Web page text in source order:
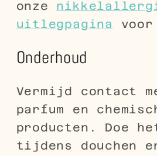
onze
uitlegpagina
voor
Onderhoud
Vermijd contact
parfum en
producten. Doe
tijdens douchen